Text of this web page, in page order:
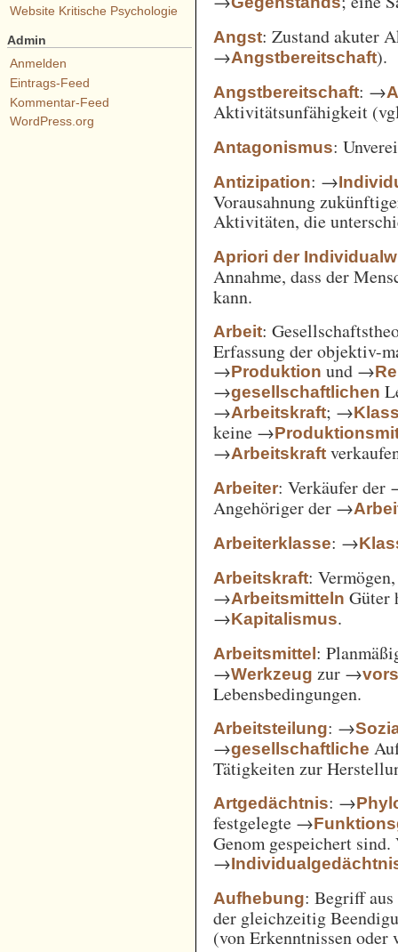
Angst: Zustand akuter
→Angstbereitschaft).
Angstbereitschaft: →
Aktivitätsunfähigkeit
Antagonismus:
Antizipation: →
Vorausahnung
Aktivitäten, die
Apriori der
Annahme, dass der
kann.
Arbeit:
Erfassung der objektiv-
→Produktion und →
→gesellschaftlichen
→Arbeitskraft; →
keine →
→Arbeitskraft
Arbeiter: Verkäufer der
Angehöriger der →
Arbeiterklasse: →
Arbeitskraft:
→Arbeitsmitteln Güter
→Kapitalismus.
Arbeitsmittel:
→Werkzeug zur →
Lebensbedingungen.
Arbeitsteilung: →
→gesellschaftliche
Tätigkeiten zur
Artgedächtnis: →
festgelegte →
Genom gespeichert sind.
→
Aufhebung: Begriff
der gleichzeitig
(von Erkenntnissen
Website Kritische Psychologie
Admin
Anmelden
Eintrags-Feed
Kommentar-Feed
WordPress.org